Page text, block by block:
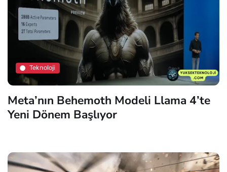
Teknoloji
Meta’nın Behemoth Modeli Llama 4’te
Yeni Dönem Başlıyor